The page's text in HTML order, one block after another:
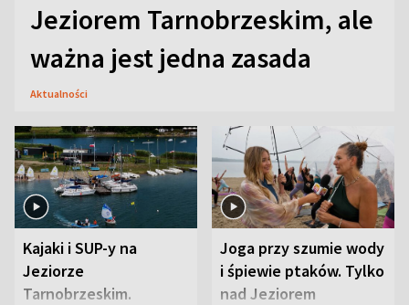
Jeziorem Tarnobrzeskim, ale
ważna jest jedna zasada
Aktualności
Kajaki i SUP-y na
Jeziorze
Tarnobrzeskim.
Joga przy szumie wody
i śpiewie ptaków. Tylko
nad Jeziorem